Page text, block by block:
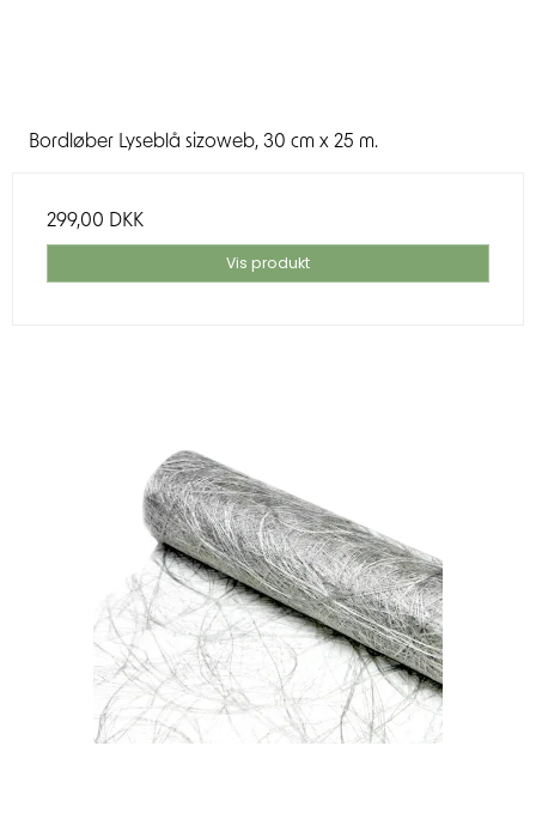
Bordløber Lyseblå sizoweb, 30 cm x 25 m.
299,00 DKK
Vis produkt